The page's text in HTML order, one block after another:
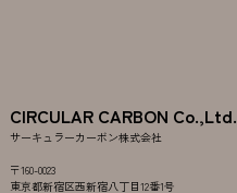
CIRCULAR CARBON Co.,Ltd.
サーキュラーカーボン株式会社
〒160-0023
東京都新宿区西新宿八丁目12番1号